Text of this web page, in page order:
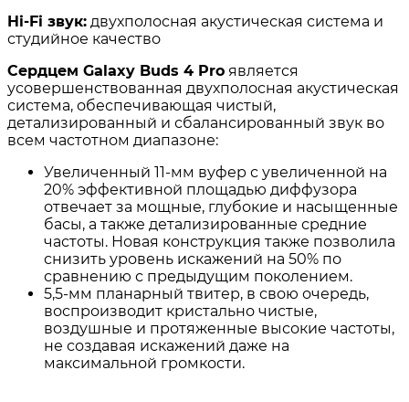
Hi-Fi звук: двухполосная акустическая система и
студийное качество
Сердцем Galaxy Buds 4 Pro является
усовершенствованная двухполосная акустическая
система, обеспечивающая чистый,
детализированный и сбалансированный звук во
всем частотном диапазоне:
Увеличенный 11-мм вуфер с увеличенной на
20% эффективной площадью диффузора
отвечает за мощные, глубокие и насыщенные
басы, а также детализированные средние
частоты. Новая конструкция также позволила
снизить уровень искажений на 50% по
сравнению с предыдущим поколением.
5,5-мм планарный твитер, в свою очередь,
воспроизводит кристально чистые,
воздушные и протяженные высокие частоты,
не создавая искажений даже на
максимальной громкости.